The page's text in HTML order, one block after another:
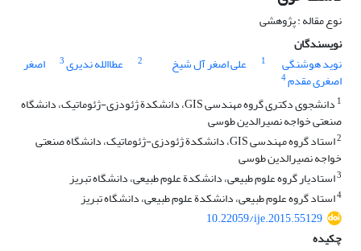
نوع مقاله : پژوهشی
نویسندگان
نوید هوشنگی
1 علی اصغر آل شیخ 2 عطاالله ندیری3 اصغر
اصغری مقدم4
1
دانشجوی دکتری گروه مهندسی GIS، دانشکدة ژئودزی-ژئوماتیک، دانشگاه
صنعتی خواجه نصیرالدین طوسی
2 استاد گروه مهندسی GIS، دانشکدة ژئودزی-ژئوماتیک، دانشگاه صنعتی
خواجه نصیرالدین طوسی
3استادیار گروه علوم طبیعی، دانشکدة علوم طبیعی، دانشگاه تبریز
4استاد گروه علوم طبیعی، دانشکدة علوم طبیعی، دانشگاه تبریز
10.22059/ije.2015.55129
چکیده